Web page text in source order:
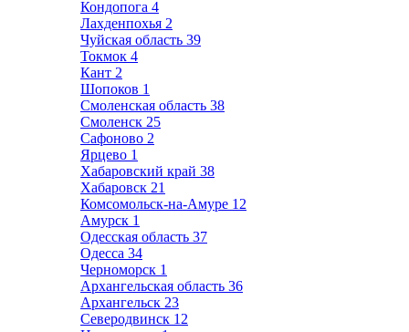
Кондопога 4
Лахденпохья 2
Чуйская область 39
Токмок 4
Кант 2
Шопоков 1
Смоленская область 38
Смоленск 25
Сафоново 2
Ярцево 1
Хабаровский край 38
Хабаровск 21
Комсомольск-на-Амуре 12
Амурск 1
Одесская область 37
Одесса 34
Черноморск 1
Архангельская область 36
Архангельск 23
Северодвинск 12